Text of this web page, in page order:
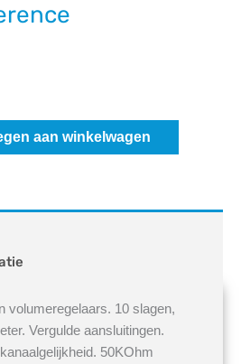
aan winkelwagen
volumeregelaars. 10 slagen,
Vergulde aansluitingen.
50KOhm